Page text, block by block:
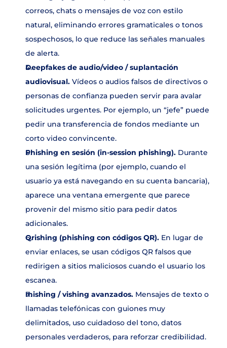
correos, chats o mensajes de voz con estilo
natural, eliminando errores gramaticales o tonos
sospechosos, lo que reduce las señales manuales
de alerta.
Deepfakes de audio/video / suplantación
audiovisual. Vídeos o audios falsos de directivos o
personas de confianza pueden servir para avalar
solicitudes urgentes. Por ejemplo, un “jefe” puede
pedir una transferencia de fondos mediante un
corto video convincente.
Phishing en sesión (in-session phishing). Durante
una sesión legítima (por ejemplo, cuando el
usuario ya está navegando en su cuenta bancaria),
aparece una ventana emergente que parece
provenir del mismo sitio para pedir datos
adicionales.
Qrishing (phishing con códigos QR). En lugar de
enviar enlaces, se usan códigos QR falsos que
redirigen a sitios maliciosos cuando el usuario los
escanea.
mishing / vishing avanzados. Mensajes de texto o
llamadas telefónicas con guiones muy
delimitados, uso cuidadoso del tono, datos
personales verdaderos, para reforzar credibilidad.